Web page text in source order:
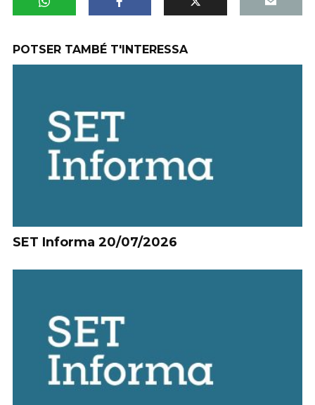
POTSER TAMBÉ T'INTERESSA
SET Informa 20/07/2026